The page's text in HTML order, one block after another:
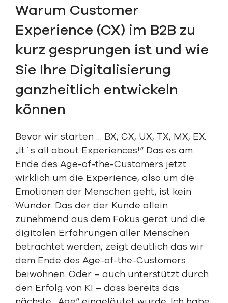
Warum Customer
Experience (CX) im B2B zu
kurz gesprungen ist und wie
Sie Ihre Digitalisierung
ganzheitlich entwickeln
können
Bevor wir starten … BX, CX, UX, TX, MX, EX.
„It´s all about Experiences!“ Das es am
Ende des Age-of-the-Customers jetzt
wirklich um die Experience, also um die
Emotionen der Menschen geht, ist kein
Wunder. Das der der Kunde allein
zunehmend aus dem Fokus gerät und die
digitalen Erfahrungen aller Menschen
betrachtet werden, zeigt deutlich das wir
dem Ende des Age-of-the-Customers
beiwohnen. Oder – auch unterstützt durch
den Erfolg von KI – dass bereits das